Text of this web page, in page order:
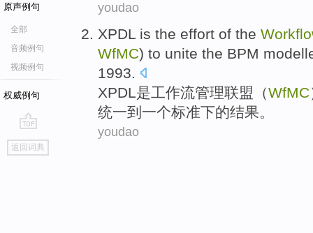
原声例句
全部
音频例句
视频例句
权威例句
go
top
返回词典
youdao
XPDL is the effort of the
WfMC) to unite the BPM
1993.
XPDL是工作流管理联盟 （WfMC
统一到 一个标准下的结果。
youdao